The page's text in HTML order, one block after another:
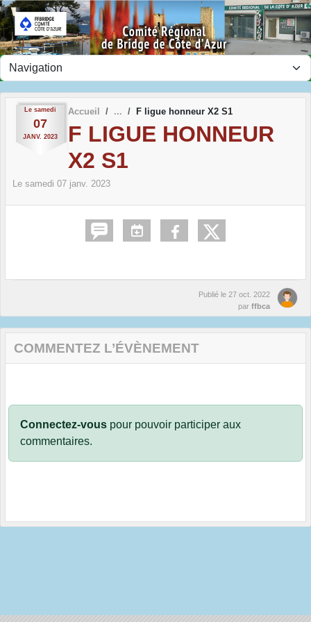
Le samedi
07
JANV. 2023
Accueil F ligue honneur X2 S1
F LIGUE HONNEUR
X2 S1
Le samedi 07 janv. 2023
Publié le 27 oct. 2022
par ffbca
COMMENTEZ L’ÉVÈNEMENT
Connectez-vous pour pouvoir participer aux
commentaires.
Panneau de gestion des cookies